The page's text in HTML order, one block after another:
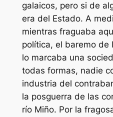
galaicos, pero si de
era del Estado. A
mientras fraguaba
política, el baremo de
lo marcaba una
todas formas, nadie
industria del
la posguerra de las
río Miño. Por la